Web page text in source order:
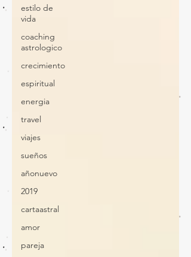
estilo de
vida
coaching
astrologico
crecimiento
espiritual
energia
travel
viajes
sueños
añonuevo
2019
cartaastral
amor
pareja